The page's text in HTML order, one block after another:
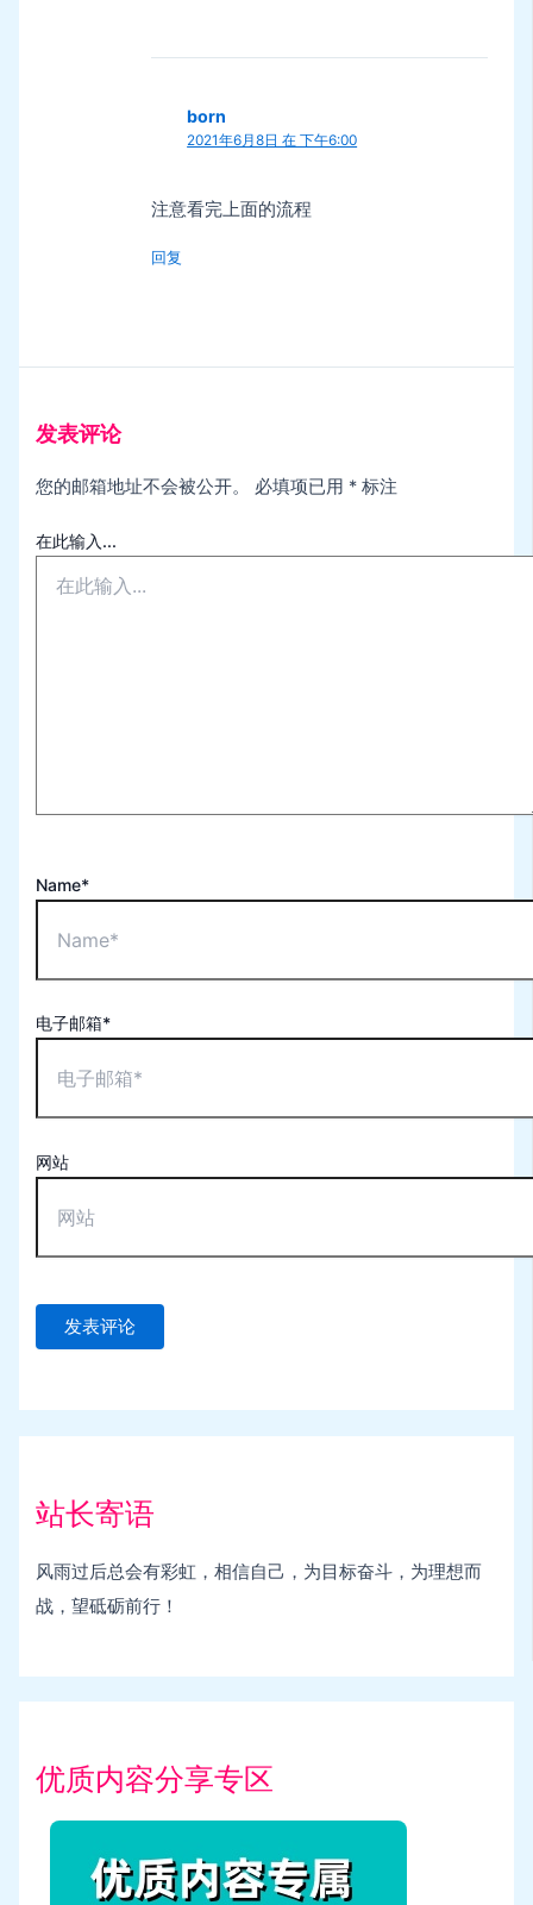
born
2021年6月8日 在 下午6:00
注意看完上面的流程
回复
发表评论
您的邮箱地址不会被公开。 必填项已用 * 标注
在此输入...
Name*
电子邮箱*
网站
站长寄语
风雨过后总会有彩虹，相信自己，为目标奋斗，为理想而
战，望砥砺前行！
优质内容分享专区